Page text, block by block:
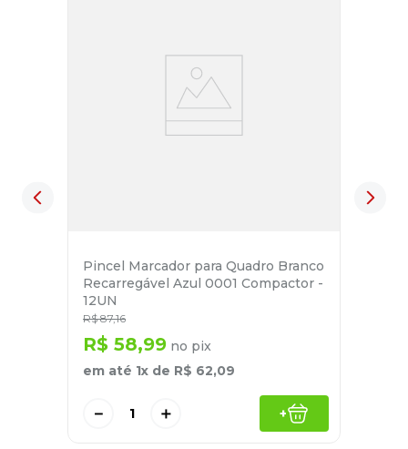
Pincel Marcador para Quadro Branco
Recarregável Azul 0001 Compactor -
12UN
R$ 87,16
R$ 58,99 no pix
em até 1x de R$ 62,09
＋
－ +